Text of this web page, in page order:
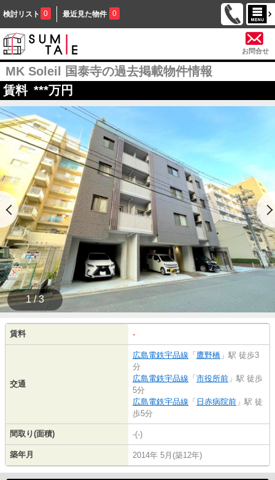
検討リスト 0 最近見た物件 0
お問合せ
MK Soleil 国泰寺の過去掲載物件情報
賃料 ***万円
1 / 3
賃料 -
交通
広島電鉄宇品線 「 鷹野橋 」駅 徒歩3
分
広島電鉄宇品線 「 市役所前 」駅 徒歩
5分
広島電鉄宇品線 「 日赤病院前 」駅 徒
歩5分
間取り(面積) -(-)
築年月 2014年 5月(築12年)